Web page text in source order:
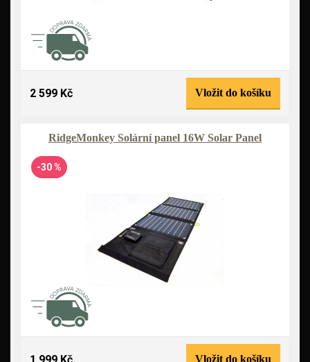
2 599 Kč Vložit do košíku
RidgeMonkey Solární panel 16W Solar Panel
-30 %
Vložit do košíku